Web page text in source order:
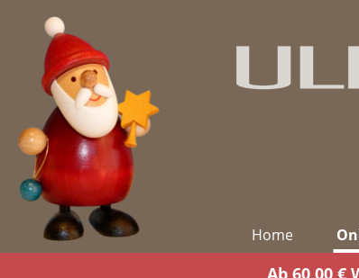
Hauptinhalt springen
Zur Suche springen
Zur Hauptnavigation springen
Home
Ab 60,00